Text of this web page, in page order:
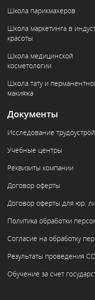
Школа парикмахеров
Школа маркетинга в
красоты
Школа медицинской
косметологии
Школа тату и
макияжа
Документы
Исследование
Учебные центры
Реквизиты компании
Договор оферты
Договор оферты для юр.
Политика обработки
Согласие на обработку
Результаты проведения
Обучение за счет